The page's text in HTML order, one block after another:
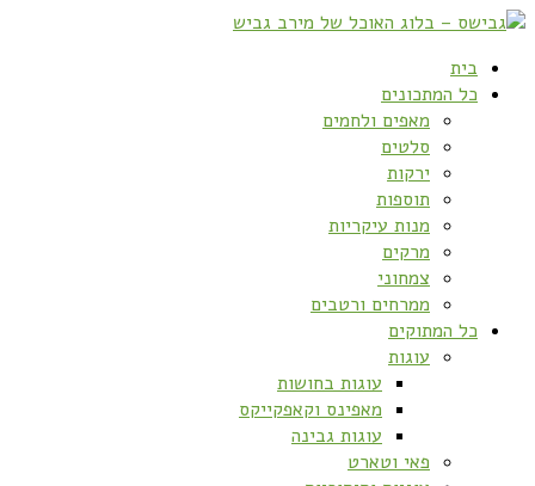
בית
כל המתכונים
מאפים ולחמים
סלטים
ירקות
תוספות
מנות עיקריות
מרקים
צמחוני
ממרחים ורטבים
כל המתוקים
עוגות
עוגות בחושות
מאפינס וקאפקייקס
עוגות גבינה
פאי וטארט